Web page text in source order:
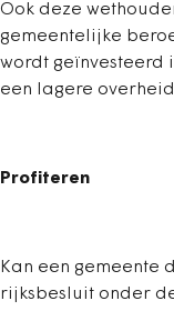
Ook deze
gemeentelijke
wordt geïnvesteerd
een lagere overheid
Profiteren
Kan een gemeente
rijksbesluit onder